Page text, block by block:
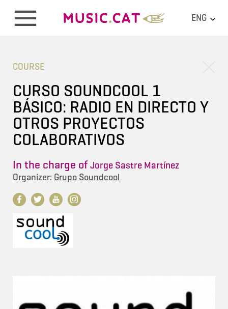
ENG
COURSE
CURSO SOUNDCOOL 1
BÁSICO: RADIO EN DIRECTO Y
OTROS PROYECTOS
COLABORATIVOS
In the charge ofJorge Sastre Martínez
Organizer: Grupo Soundcool